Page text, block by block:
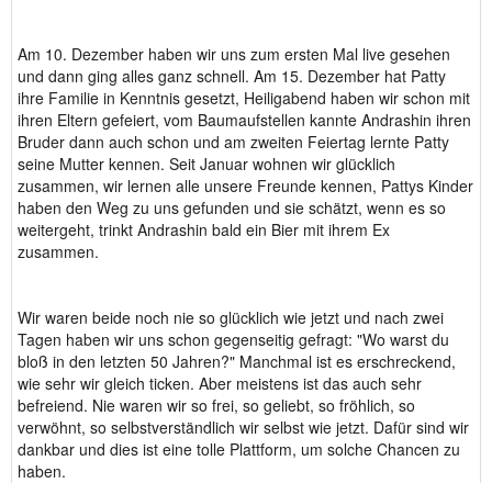
Am 10. Dezember haben wir uns zum ersten Mal live gesehen
und dann ging alles ganz schnell. Am 15. Dezember hat Patty
ihre Familie in Kenntnis gesetzt, Heiligabend haben wir schon mit
ihren Eltern gefeiert, vom Baumaufstellen kannte Andrashin ihren
Bruder dann auch schon und am zweiten Feiertag lernte Patty
seine Mutter kennen. Seit Januar wohnen wir glücklich
zusammen, wir lernen alle unsere Freunde kennen, Pattys Kinder
haben den Weg zu uns gefunden und sie schätzt, wenn es so
weitergeht, trinkt Andrashin bald ein Bier mit ihrem Ex
zusammen.
Wir waren beide noch nie so glücklich wie jetzt und nach zwei
Tagen haben wir uns schon gegenseitig gefragt: "Wo warst du
bloß in den letzten 50 Jahren?" Manchmal ist es erschreckend,
wie sehr wir gleich ticken. Aber meistens ist das auch sehr
befreiend. Nie waren wir so frei, so geliebt, so fröhlich, so
verwöhnt, so selbstverständlich wir selbst wie jetzt. Dafür sind wir
dankbar und dies ist eine tolle Plattform, um solche Chancen zu
haben.